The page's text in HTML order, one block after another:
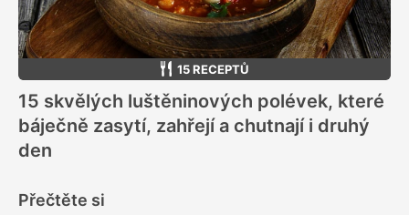
15 RECEPTŮ
15 skvělých luštěninových polévek, které
báječně zasytí, zahřejí a chutnají i druhý
den
Přečtěte si